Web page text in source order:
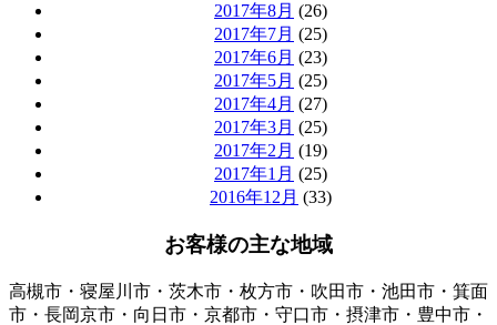
2017年8月 (26)
2017年7月 (25)
2017年6月 (23)
2017年5月 (25)
2017年4月 (27)
2017年3月 (25)
2017年2月 (19)
2017年1月 (25)
2016年12月 (33)
お客様の主な地域
高槻市・寝屋川市・茨木市・枚方市・吹田市・池田市・箕面
市・長岡京市・向日市・京都市・守口市・摂津市・豊中市・